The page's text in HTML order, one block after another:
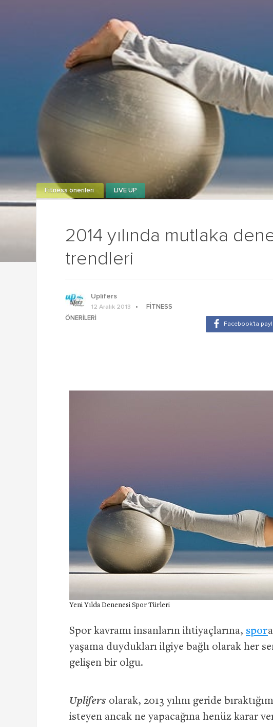
2014 yılında mutlaka
trendleri
Fitness önerileri LIVE UP
Uplifers
12 Aralık 2013
FITNESS
ÖNERILERI
Yeni Yılda Denenesi Spor Türleri
Spor kavramı insanların ihtiyaçlarına, spor
yaşama duydukları ilgiye bağlı olarak her
gelişen bir olgu.
Uplifers olarak, 2013 yılını geride
isteyen ancak ne yapacağına henüz karar